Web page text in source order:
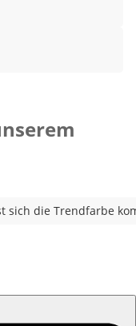
sich die Trendfarbe